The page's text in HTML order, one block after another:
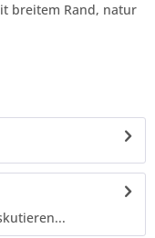
breitem Rand, natur